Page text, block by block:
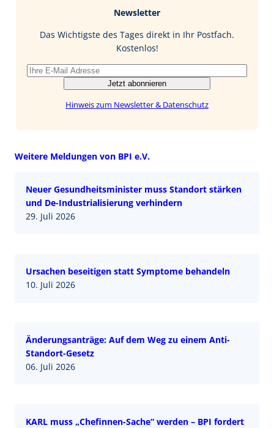
I
Newsletter
Das Wichtigste des Tages direkt in Ihr Postfach.
Kostenlos!
Jetzt abonnieren
Hinweis zum Newsletter & Datenschutz
Weitere Meldungen von BPI e.V.
Neuer Gesundheitsminister muss Standort stärken
und De-Industrialisierung verhindern
29. Juli 2026
Ursachen beseitigen statt Symptome behandeln
10. Juli 2026
Änderungsanträge: Auf dem Weg zu einem Anti-
Standort-Gesetz
06. Juli 2026
KARL muss „Chefinnen-Sache“ werden – BPI fordert